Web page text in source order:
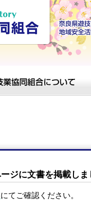
ジに文書を掲載しま
にてご確認ください。